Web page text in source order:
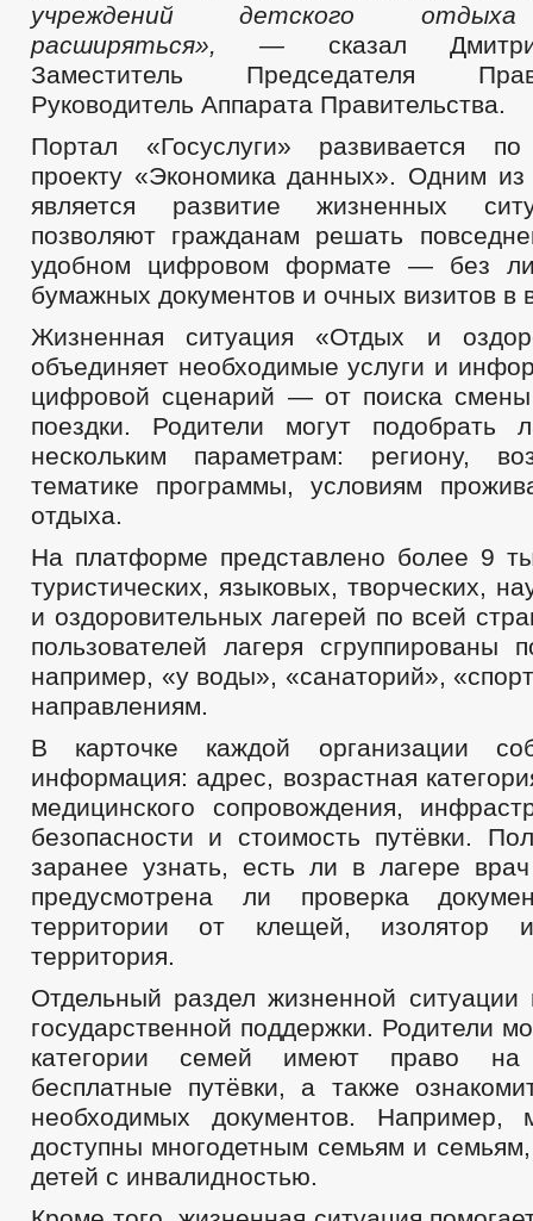
учреждений детского
расширяться», — сказал
Заместитель Председателя
Руководитель Аппарата Правительства.
Портал «Госуслуги» развивается
проекту «Экономика данных». Одним из
является развитие жизненных
позволяют гражданам решать
удобном цифровом формате — без
бумажных документов и очных визитов в
Жизненная ситуация «Отдых и
объединяет необходимые услуги и
цифровой сценарий — от поиска
поездки. Родители могут подобрать
нескольким параметрам: региону,
тематике программы, условиям
отдыха.
На платформе представлено более 9
туристических, языковых, творческих,
и оздоровительных лагерей по всей
пользователей лагеря сгруппированы
например, «у воды», «санаторий»,
направлениям.
В карточке каждой организации
информация: адрес, возрастная
медицинского сопровождения,
безопасности и стоимость путёвки.
заранее узнать, есть ли в лагере
предусмотрена ли проверка
территории от клещей, изолятор
территория.
Отдельный раздел жизненной
государственной поддержки. Родители
категории семей имеют право
бесплатные путёвки, а также
необходимых документов. Например,
доступны многодетным семьям и
детей с инвалидностью.